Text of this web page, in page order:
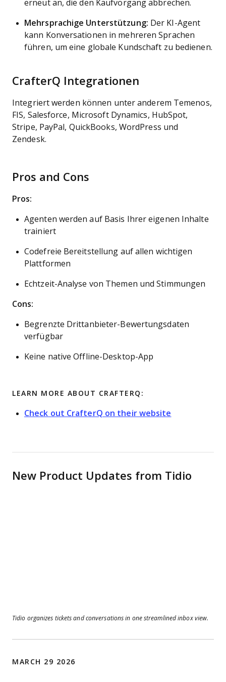
erneut an, die den Kaufvorgang abbrechen.
Mehrsprachige Unterstützung: Der KI-Agent
kann Konversationen in mehreren Sprachen
führen, um eine globale Kundschaft zu bedienen.
CrafterQ Integrationen
Integriert werden können unter anderem Temenos,
FIS, Salesforce, Microsoft Dynamics, HubSpot,
Stripe, PayPal, QuickBooks, WordPress und
Zendesk.
Pros and Cons
Pros:
Agenten werden auf Basis Ihrer eigenen Inhalte
trainiert
Codefreie Bereitstellung auf allen wichtigen
Plattformen
Echtzeit-Analyse von Themen und Stimmungen
Cons:
Begrenzte Drittanbieter-Bewertungsdaten
verfügbar
Keine native Offline-Desktop-App
LEARN MORE ABOUT CRAFTERQ:
Check out CrafterQ on their website
New Product Updates from Tidio
Tidio organizes tickets and conversations in one streamlined inbox view.
MARCH 29 2026